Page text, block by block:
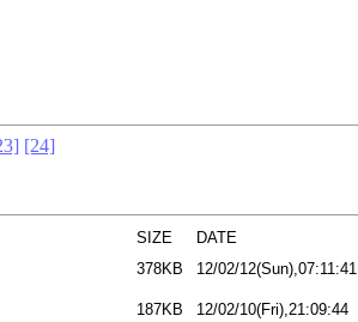
[24]
SIZE DATE
378KB 12/02/12(Sun),07:11:41
187KB 12/02/10(Fri),21:09:44